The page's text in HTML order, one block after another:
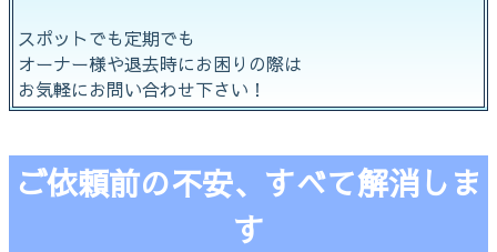
スポットでも定期でも
オーナー様や退去時にお困りの際は
お気軽にお問い合わせ下さい！
ご依頼前の不安、すべて解消しま
す